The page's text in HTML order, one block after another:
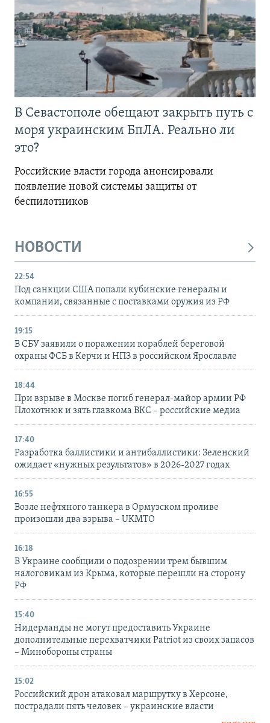
В Севастополе обещают закрыть путь с
моря украинским БпЛА. Реально ли
это?
Российские власти города анонсировали
появление новой системы защиты от
беспилотников
НОВОСТИ
22:54
Под санкции США попали кубинские генералы и
компании, связанные с поставками оружия из РФ
19:15
В СБУ заявили о поражении кораблей береговой
охраны ФСБ в Керчи и НПЗ в российском Ярославле
18:44
При взрыве в Москве погиб генерал-майор армии РФ
Плохотнюк и зять главкома ВКС – российские медиа
17:40
Разработка баллистики и антибаллистики: Зеленский
ожидает «нужных результатов» в 2026-2027 годах
16:55
Возле нефтяного танкера в Ормузском проливе
произошли два взрыва – UKMTO
16:18
В Украине сообщили о подозрении трем бывшим
налоговикам из Крыма, которые перешли на сторону
РФ
15:40
Нидерланды не могут предоставить Украине
дополнительные перехватчики Patriot из своих запасов
– Минобороны страны
15:02
Российский дрон атаковал маршрутку в Херсоне,
пострадали пять человек – украинские власти